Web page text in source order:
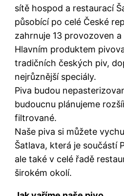
sítě hospod a restaurací
působící po celé České
zahrnuje 13 provozoven
Hlavním produktem
tradičních českých piv,
nejrůznější speciály.
Piva budou
budoucnu plánujeme
filtrované.
Naše piva si můžete
Šatlava, která je součástí
ale také v celé řadě
širokém okolí.